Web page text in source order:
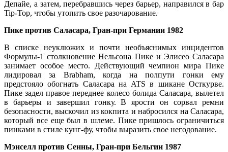
Депайе, а затем, перебравшись через барьер, направился в бар
Tip-Top, чтобы утопить свое разочарование.
Пике против Саласара, Гран-при Германии 1982
В списке неуклюжих и почти необъяснимых инцидентов
Формулы-1 столкновение Нельсона Пике и Элисео Саласара
занимает особое место. Действующий чемпион мира Пике
лидировал за Brabham, когда на полпути гонки ему
предстояло обогнать Саласара на ATS в шикане Осткурве.
Пике задел правое переднее колесо болида Саласара, вылетел
в барьеры и завершил гонку. В ярости он сорвал ремни
безопасности, выскочил из кокпита и набросился на Саласара,
который все еще был в шлеме. Пике пришлось ограничиться
пинками в стиле кунг-фу, чтобы выразить свое негодование.
Мэнселл против Сенны, Гран-при Бельгии 1987